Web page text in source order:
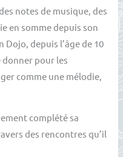
notes de musique, des
en somme depuis son
Dojo, depuis l’âge de 10
donner pour les
comme une mélodie,
complété sa
des rencontres qu’il